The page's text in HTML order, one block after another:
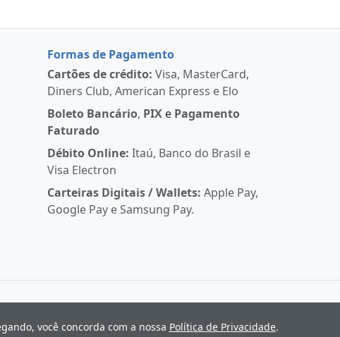
Formas de Pagamento
Cartões de crédito: Visa, MasterCard,
Diners Club, American Express e Elo
Boleto Bancário, PIX e Pagamento
Faturado
Débito Online: Itaú, Banco do Brasil e
Visa Electron
Carteiras Digitais / Wallets:Apple Pay,
Google Pay e Samsung Pay.
você concorda com a nossa Política de Privacidade.